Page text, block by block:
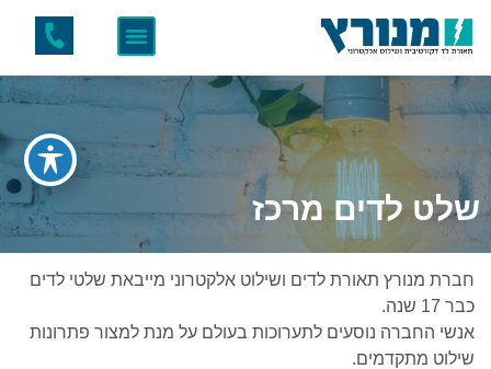
שלט לדים מרכז
חברת מנורץ תאורת לדים ושילוט אלקטרוני מייבאת שלטי לדים
כבר 17 שנה.
אנשי החברה נוסעים לתערוכות בעולם על מנת למצור פתרונות
שילוט מתקדמים.